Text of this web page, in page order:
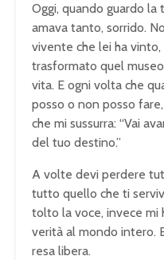
Oggi, quando guardo la
amava tanto, sorrido.
vivente che lei ha vinto,
trasformato quel
vita. E ogni volta che
posso o non posso
che mi sussurra: “Vai
del tuo destino.”
A volte devi perdere
tutto quello che ti
tolto la voce, invece mi
verità al mondo intero.
resa libera.